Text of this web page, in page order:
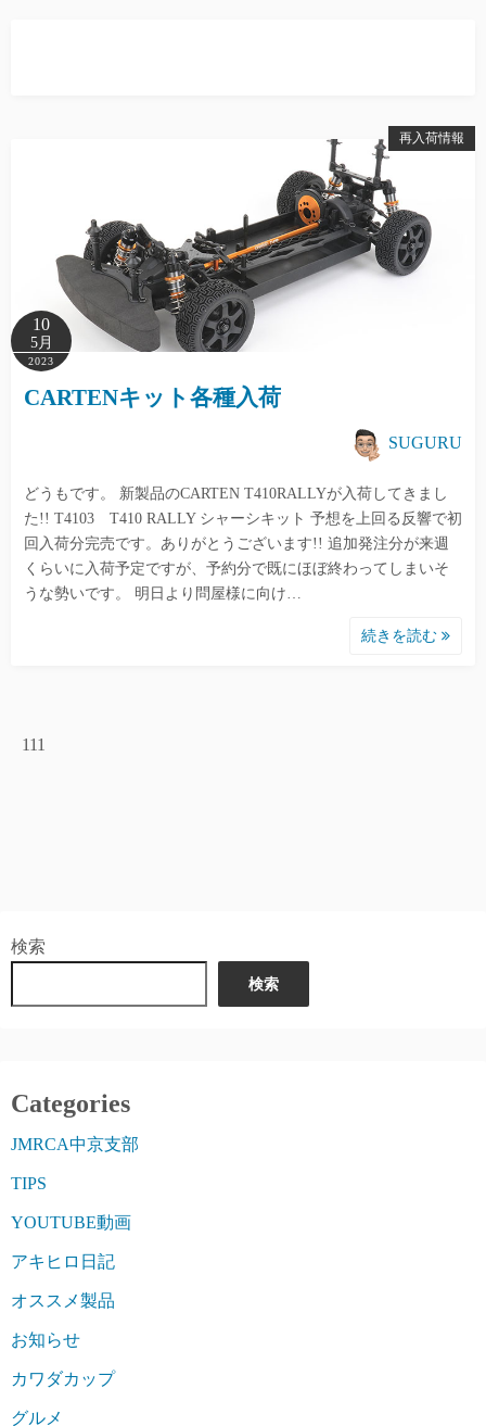
再入荷情報
10
5月
2023
CARTENキット各種入荷
SUGURU
どうもです。 新製品のCARTEN T410RALLYが入荷してきまし
た!! T4103 T410 RALLY シャーシキット 予想を上回る反響で初
回入荷分完売です。ありがとうございます!! 追加発注分が来週
くらいに入荷予定ですが、予約分で既にほぼ終わってしまいそ
うな勢いです。 明日より問屋様に向け…
続きを読む
111
検索
検索
Categories
JMRCA中京支部
TIPS
YOUTUBE動画
アキヒロ日記
オススメ製品
お知らせ
カワダカップ
グルメ